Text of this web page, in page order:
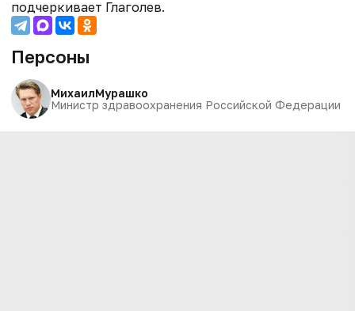
подчеркивает Глаголев.
Персоны
МихаилМурашко
Министр здравоохранения Российской Федерации